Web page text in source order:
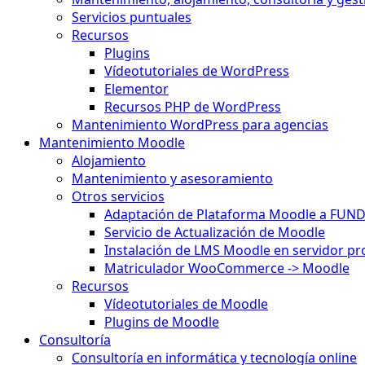
Servicios puntuales
Recursos
Plugins
Vídeotutoriales de WordPress
Elementor
Recursos PHP de WordPress
Mantenimiento WordPress para agencias
Mantenimiento Moodle
Alojamiento
Mantenimiento y asesoramiento
Otros servicios
Adaptación de Plataforma Moodle a
Servicio de Actualización de Moodle
Instalación de LMS Moodle en servidor
Matriculador WooCommerce -> Moodle
Recursos
Vídeotutoriales de Moodle
Plugins de Moodle
Consultoría
Consultoría en informática y tecnología online